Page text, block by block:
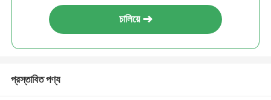
চালিয়ে
প্রস্তাবিত পণ্য